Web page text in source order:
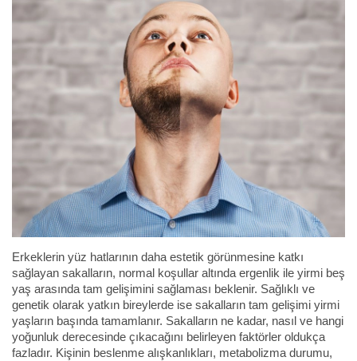
Erkeklerin yüz hatlarının daha estetik görünmesine katkı
sağlayan sakalların, normal koşullar altında ergenlik ile yirmi beş
yaş arasında tam gelişimini sağlaması beklenir. Sağlıklı ve
genetik olarak yatkın bireylerde ise sakalların tam gelişimi yirmi
yaşların başında tamamlanır. Sakalların ne kadar, nasıl ve hangi
yoğunluk derecesinde çıkacağını belirleyen faktörler oldukça
fazladır. Kişinin beslenme alışkanlıkları, metabolizma durumu,